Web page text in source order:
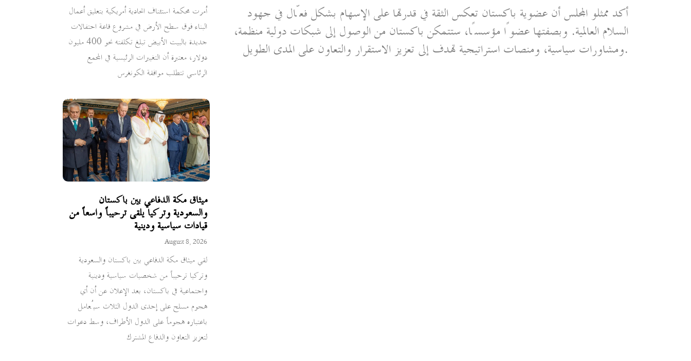
أمرت محكمة استئناف اتحادية أمريكية بتعليق أعمال
البناء فوق سطح الأرض في مشروع قاعة احتفالات
جديدة بالبيت الأبيض تبلغ تكلفته نحو 400 مليون
دولار، معتبرة أن التغييرات الرئيسية في المجمع
الرئاسي تتطلب موافقة الكونغرس
ميثاق مكة الدفاعي بين باكستان
والسعودية وتركيا يلقى ترحيباً واسعاً من
قيادات سياسية ودينية
August 8, 2026
لقي ميثاق مكة الدفاعي بين باكستان والسعودية
وتركيا ترحيباً من شخصيات سياسية ودينية
واجتماعية في باكستان، بعد الإعلان عن أن أي
هجوم مسلح على إحدى الدول الثلاث سيُعامل
باعتباره هجوماً على الدول الأطراف، وسط دعوات
لتعزيز التعاون والدفاع المشترك
أكد ممثلو المجلس أن عضوية باكستان تعكس الثقة في قدرتها على الإسهام بشكل فعّال في جهود
السلام العالمية. وبصفتها عضوًا مؤسسًا، ستتمكن باكستان من الوصول إلى شبكات دولية منظمة،
ومشاورات سياسية، ومنصات استراتيجية تهدف إلى تعزيز الاستقرار والتعاون على المدى الطويل.